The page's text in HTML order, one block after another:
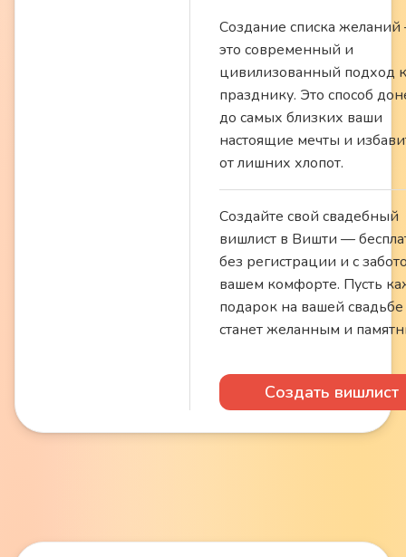
Создание списка
это современный и
цивилизованный подход к
празднику. Это способ
до самых близких ваши
настоящие мечты и
от лишних хлопот.
Создайте свой свадебный
вишлист в Вишти —
без регистрации и с
вашем комфорте. Пусть
подарок на вашей свадьбе
станет желанным и
Создать вишлист